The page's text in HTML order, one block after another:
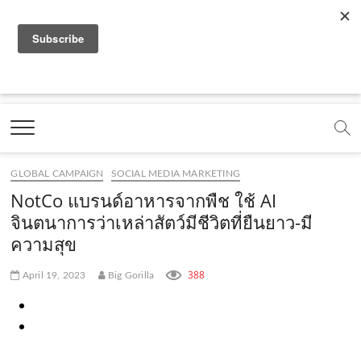
a
e
b
o
o
k
.
c
o
t
b
e
.
c
o
.
o
e
m
e
t
g
r
a
.
t
k
.
c
m
Marketing Oops!
DIGITAL | CREATIVE | ADVERTISING | CAMPAIGN |
GLOBAL CAMPAIGN SOCIAL MEDIA MARKETING
NotCo แบรนด์อาหารจากพืช ใช้ AI
จินตนาการว่าเหล่าสัตว์มีชีวิตที่ยืนยาว-มี
ความสุข
April 19, 2023 Big Gorilla 388